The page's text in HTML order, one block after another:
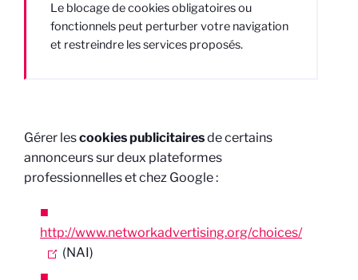
Le blocage de cookies obligatoires ou
fonctionnels peut perturber votre navigation
et restreindre les services proposés.
Gérer lescookies publicitairesde certains
annonceurs sur deux plateformes
professionnelles et chez Google :
http://www.networkadvertising.org/choices/
(NAI)